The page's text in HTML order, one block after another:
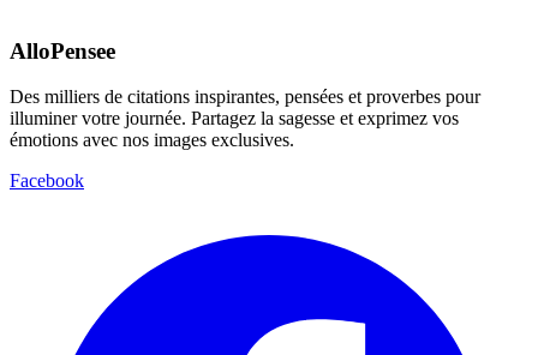
AlloPensee
Des milliers de citations inspirantes, pensées et proverbes pour
illuminer votre journée. Partagez la sagesse et exprimez vos
émotions avec nos images exclusives.
Facebook